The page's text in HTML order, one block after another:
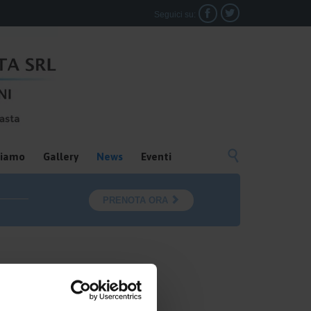
Seguici su:  
Gallery News Eventi 
PRENOTA ORA 